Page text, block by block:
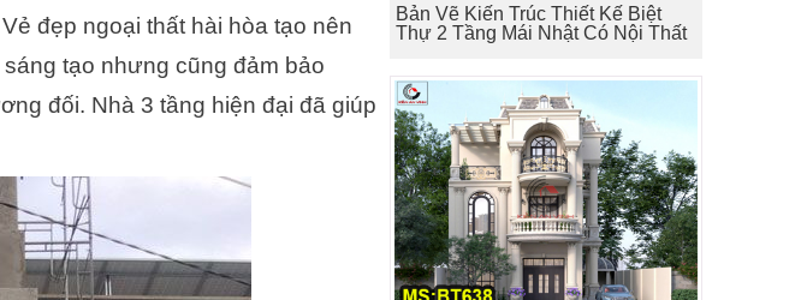
đẹp ngoại thất hài hòa tạo nên
tạo nhưng cũng đảm bảo
đối. Nhà 3 tầng hiện đại đã giúp
Bản Vẽ Kiến Trúc Thiết Kế Biệt
Thự 2 Tầng Mái Nhật Có Nội Thất